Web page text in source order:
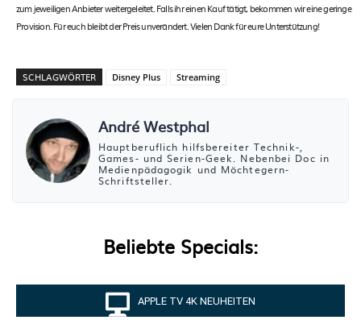
zum jeweiligen Anbieter weitergeleitet. Falls ihr einen Kauf tätigt, bekommen wir eine geringe
Provision. Für euch bleibt der Preis unverändert. Vielen Dank für eure Unterstützung!
SCHLAGWÖRTER Disney Plus Streaming
André Westphal
Hauptberuflich hilfsbereiter Technik-,
Games- und Serien-Geek. Nebenbei Doc in
Medienpädagogik und Möchtegern-
Schriftsteller.
Beliebte Specials:
APPLE TV 4K NEUHEITEN